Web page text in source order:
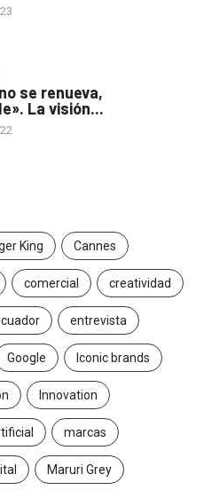
se renueva,
La visión...
King Cannes
comercial creatividad
entrevista
Google Iconic brands
Innovation
marcas
Maruri Grey